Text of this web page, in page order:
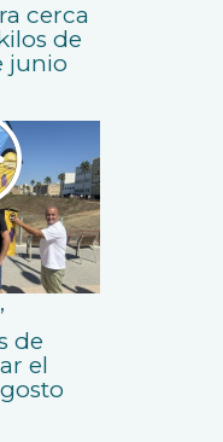
cerca
de
junio
de
el